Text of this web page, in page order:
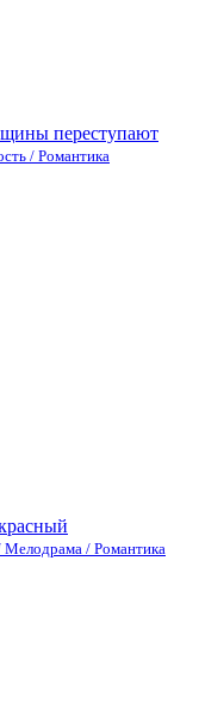
переступают
/ Романтика
/ Романтика